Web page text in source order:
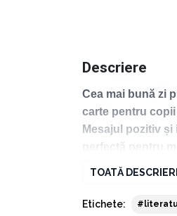
Descriere
Cea mai bună zi
carte pentru
Mesajul pozitiv
perfectă pentru
Mark Batterson
Summer
TOATĂ
Etichete: